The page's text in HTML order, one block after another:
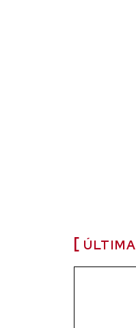
ÚLTIMA